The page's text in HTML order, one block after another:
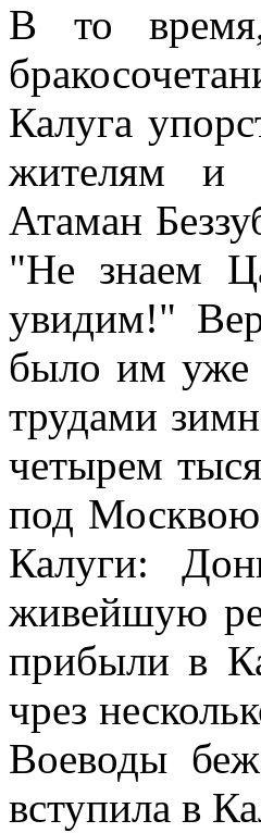
В то время,
Калуга
жителям и
Атаман
"Не знаем
увидим!"
было им уже
трудами
четырем
под Москвою
Калуги:
живейшую
прибыли в
чрез
Воеводы
вступила в